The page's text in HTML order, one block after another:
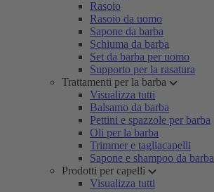
Rasoio
Rasoio da uomo
Sapone da barba
Schiuma da barba
Set da barba per uomo
Supporto per la rasatura
Trattamenti per la barba
Visualizza tutti
Balsamo da barba
Pettini e spazzole per barba
Oli per la barba
Trimmer e tagliacapelli
Sapone e shampoo da barba
Prodotti per capelli
Visualizza tutti